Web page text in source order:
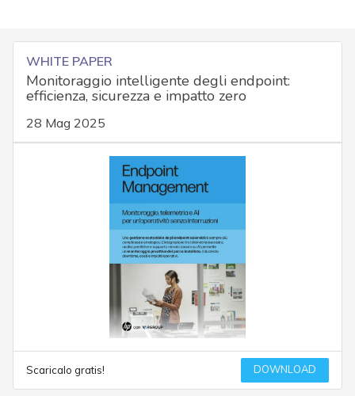
WHITE PAPER
Monitoraggio intelligente degli endpoint:
efficienza, sicurezza e impatto zero
28 Mag 2025
Scaricalo gratis! DOWNLOAD